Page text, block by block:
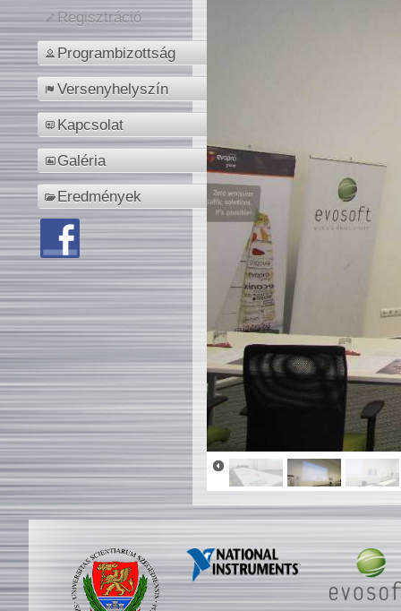
Regisztráció
Programbizottság
Versenyhelyszín
Kapcsolat
Galéria
Eredmények